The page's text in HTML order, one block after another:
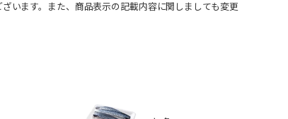
います。また、商品表示の記載内容に関しましても変更